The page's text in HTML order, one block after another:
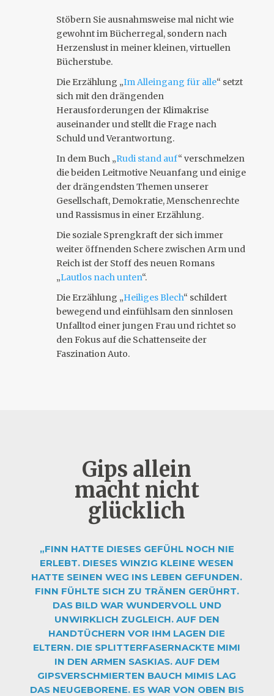
Stöbern Sie ausnahmsweise mal nicht wie
gewohnt im Bücherregal, sondern nach
Herzenslust in meiner kleinen, virtuellen
Bücherstube.
Die Erzählung „Im Alleingang für alle“ setzt
sich mit den drängenden
Herausforderungen der Klimakrise
auseinander und stellt die Frage nach
Schuld und Verantwortung.
In dem Buch „Rudi stand auf“ verschmelzen
die beiden Leitmotive Neuanfang und einige
der drängendsten Themen unserer
Gesellschaft, Demokratie, Menschenrechte
und Rassismus in einer Erzählung.
Die soziale Sprengkraft der sich immer
weiter öffnenden Schere zwischen Arm und
Reich ist der Stoff des neuen Romans
„Lautlos nach unten“.
Die Erzählung „Heiliges Blech“ schildert
bewegend und einfühlsam den sinnlosen
Unfalltod einer jungen Frau und richtet so
den Fokus auf die Schattenseite der
Faszination Auto.
Gips allein
macht nicht
glücklich
„FINN HATTE DIESES GEFÜHL NOCH NIE
ERLEBT. DIESES WINZIG KLEINE WESEN
HATTE SEINEN WEG INS LEBEN GEFUNDEN.
FINN FÜHLTE SICH ZU TRÄNEN GERÜHRT.
DAS BILD WAR WUNDERVOLL UND
UNWIRKLICH ZUGLEICH. AUF DEN
HANDTÜCHERN VOR IHM LAGEN DIE
ELTERN. DIE SPLITTERFASERNACKTE MIMI
IN DEN ARMEN SASKIAS. AUF DEM
GIPSVERSCHMIERTEN BAUCH MIMIS LAG
DAS NEUGEBORENE. ES WAR VON OBEN BIS